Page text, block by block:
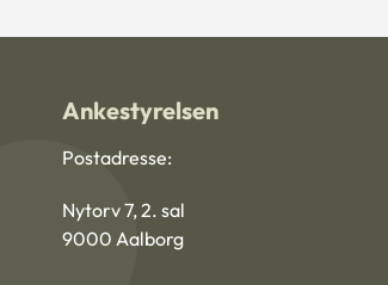
Ankestyrelsen
Postadresse:
Nytorv 7, 2. sal
9000 Aalborg